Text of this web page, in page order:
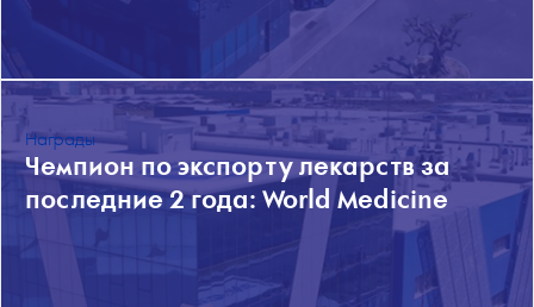
Награды
Чемпион по экспорту лекарств за
последние 2 года: World Medicine